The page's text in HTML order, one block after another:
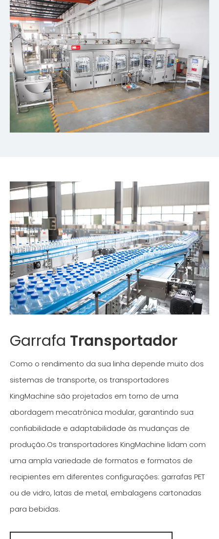
Garrafa Transportador
Como o rendimento da sua linha depende muito dos
sistemas de transporte, os transportadores
KingMachine são projetados em torno de uma
abordagem mecatrônica modular, garantindo sua
confiabilidade e adaptabilidade às mudanças de
produção.Os transportadores KingMachine lidam com
uma ampla variedade de formatos e formatos de
recipientes em diferentes configurações: garrafas PET
ou de vidro, latas de metal, embalagens cartonadas
para bebidas.